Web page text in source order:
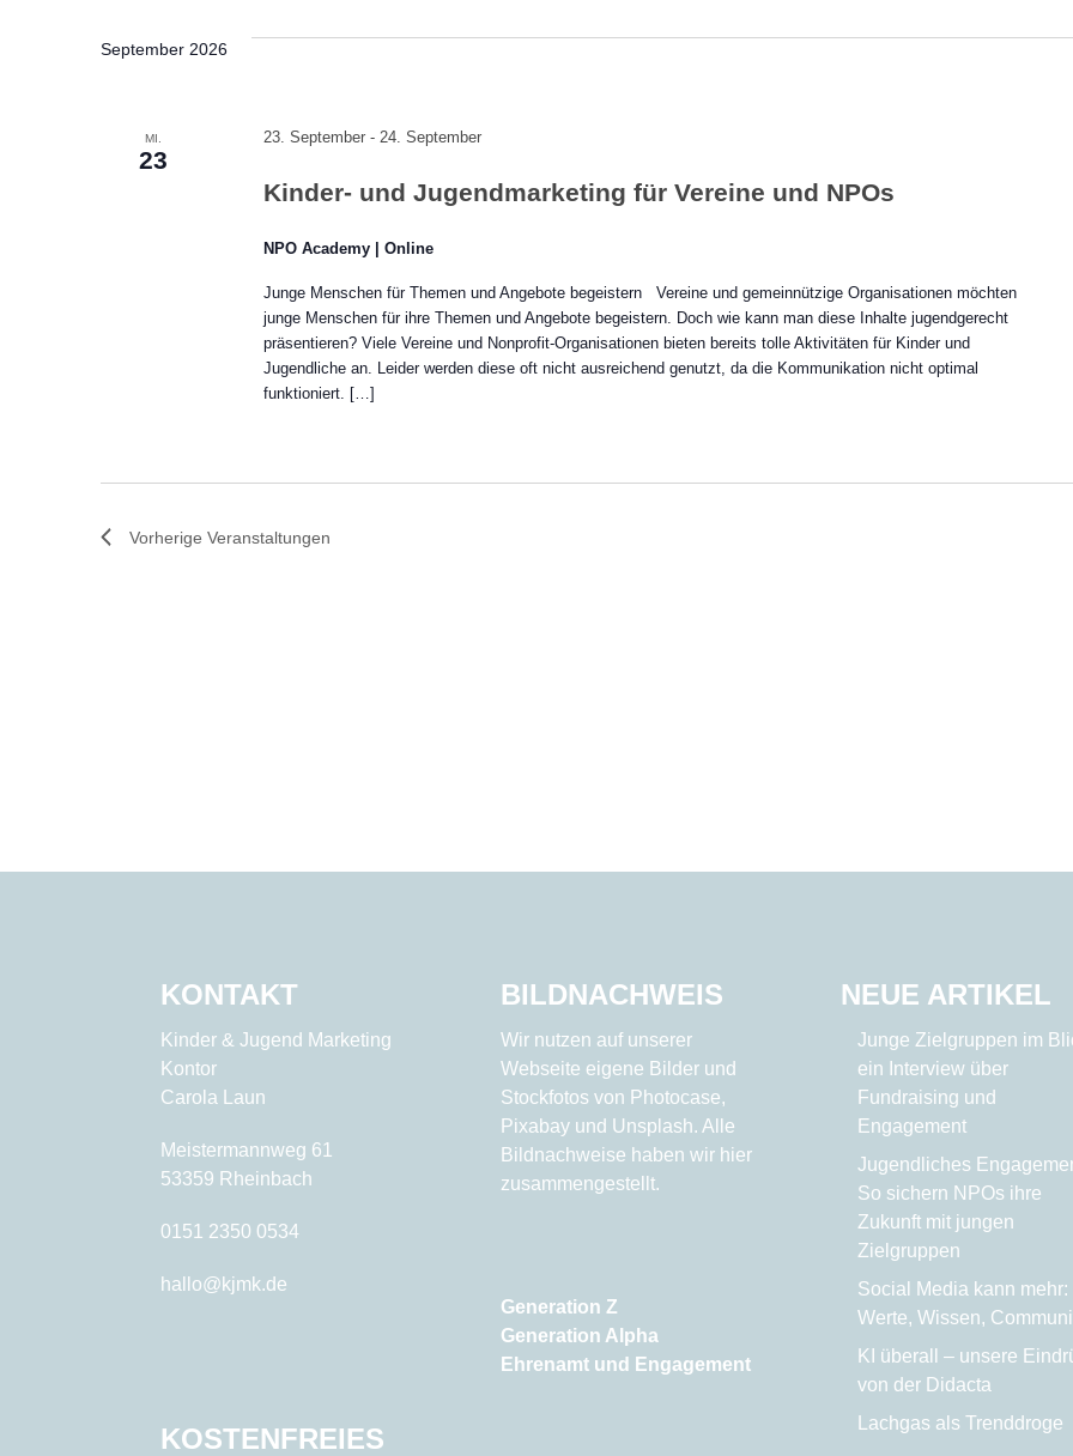
Navigation
September 2026
MI.
23
Kinder- und Jugendmarketing für Vereine und NPOs
23. September- 24. September
NPO Academy | Online
Junge Menschen für Themen und Angebote begeistern Vereine und gemeinnützige Organisationen möchten
junge Menschen für ihre Themen und Angebote begeistern. Doch wie kann man diese Inhalte jugendgerecht
präsentieren? Viele Vereine und Nonprofit-Organisationen bieten bereits tolle Aktivitäten für Kinder und
Jugendliche an. Leider werden diese oft nicht ausreichend genutzt, da die Kommunikation nicht optimal
funktioniert. […]
Vorherige Veranstaltungen
KONTAKT
Kinder & Jugend Marketing
Kontor
Carola Laun
Meistermannweg 61
53359 Rheinbach
0151 2350 0534
hallo@kjmk.de
KOSTENFREIES
BILDNACHWEIS
Wir nutzen auf unserer
Webseite eigene Bilder und
Stockfotos von Photocase,
Pixabayund Unsplash. Alle
Bildnachweise haben wir hier
zusammengestellt.
Generation Z
Generation Alpha
Ehrenamt und Engagement
NEUE ARTIKEL
Junge Zielgruppen im
ein Interview über
Fundraising und
Engagement
Jugendliches
So sichern NPOs ihre
Zukunft mit jungen
Zielgruppen
Social Media kann mehr:
Werte, Wissen,
KI überall – unsere
von der Didacta
Lachgas als Trenddroge